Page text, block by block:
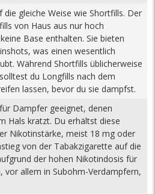
gleiche Weise wie Shortfills. Der
von Haus aus nur hoch
Base enthalten. Sie bieten
was einen wesentlich
Während Shortfills üblicherweise
du Longfills nach dem
lassen, bevor du sie dampfst.
Dampfer geeignet, denen
Hals kratzt. Du erhältst diese
Nikotinstärke, meist 18 mg oder
von der Tabakzigarette auf die
der hohen Nikotindosis für
vor allem in Subohm-Verdampfern,